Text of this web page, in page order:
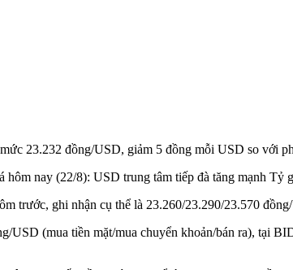
23.232 đồng/USD, giảm 5 đồng mỗi USD so với
nay (22/8): USD trung tâm tiếp đà tăng mạnh
trước, ghi nhận cụ thể là 23.260/23.290/23.570
USD (mua tiền mặt/mua chuyển khoản/bán ra), tại